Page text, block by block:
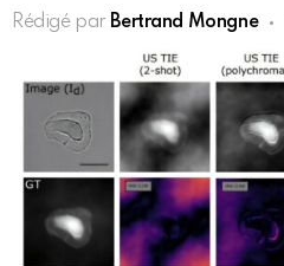
Rédigé par Bertrand Mongne